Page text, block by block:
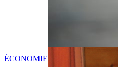
ÉCONOMIE